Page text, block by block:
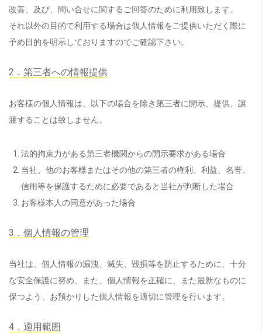
改善、及び、問い合せに関するご回答のために利用致します。
それ以外の目的で利用する場合は個人情報をご提供いただく際に
予め目的を明示しておりますのでご確認下さい。
2．第三者への情報提供
お客様の個人情報は、以下の場合を除き第三者に開示、提供、譲
渡することは致しません。
法的拘束力がある第三者機関からの開示要求がある場合
当社、他のお客様またはその他の第三者の権利、利益、名誉、
信用等を保護するために必要であると当社が判断した場合
お客様本人の同意があった場合
3．個人情報の管理
当社は、個人情報の漏洩、滅失、毀損等を防止するために、十分
な安全保護に努め、また、個人情報を正確に、また最新なものに
保つよう、お預かりした個人情報を適切に管理を行います。
4．適用範囲